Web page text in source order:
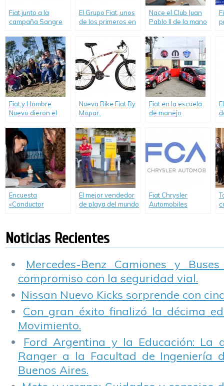
Fiat junto a la
campaña Sangre
Chicos
El Grupo Fiat, unos
de los primeros en
reporte GRI–G4,
anuncia la
publicación del
Reporte de
Sustentabilidad
Nace el Club Juan
Pablo II de la mano
Nuevo.
Fiat y Hombre
Nuevo dieron el
el Club Juan Pablo II
de Ferreyra.
Nueva Bike Fiat By
Mopar.
Fiat en la escuela
de manejo
Encuesta
«Conductor
Javier Mascherano,
Facundo Arana y
Lali Espósito.
El mejor vendedor
de playa del mundo
Fiat Chrysler
Automobiles
2016.
Noticias Recientes
Mercedes-Benz Camiones y
compromiso con la seguridad vial.
Nissan Nuevo Kicks sorprende con
Con gran éxito finalizó la décima
Movimiento.
Ford Argentina y la Educación: La
Ranger a la Facultad de Ingeniería
Buenos Aires.